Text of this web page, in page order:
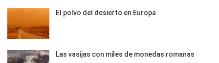
El polvo del desierto en Europa
Las vasijas con miles de monedas romanas